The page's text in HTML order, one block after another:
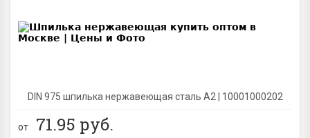
DIN 975 шпилька нержавеющая сталь A2 | 10001000202
от 71.95 руб.